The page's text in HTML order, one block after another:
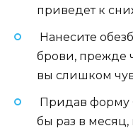
приведет к
Нанесите
брови, прежде
вы слишком
Придав форму
бы раз в месяц,